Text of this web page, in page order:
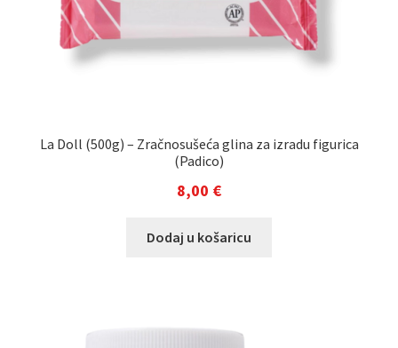
La Doll (500g) – Zračnosušeća glina za izradu figurica
(Padico)
8,00 €
Dodaj u košaricu